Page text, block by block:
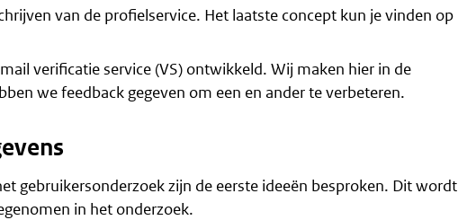
van de profielservice. Het laatste concept kun je vinden op
verificatie service (VS) ontwikkeld. Wij maken hier in de
we feedback gegeven om een en ander te verbeteren.
gebruikersonderzoek zijn de eerste ideeën besproken. Dit wordt
in het onderzoek.